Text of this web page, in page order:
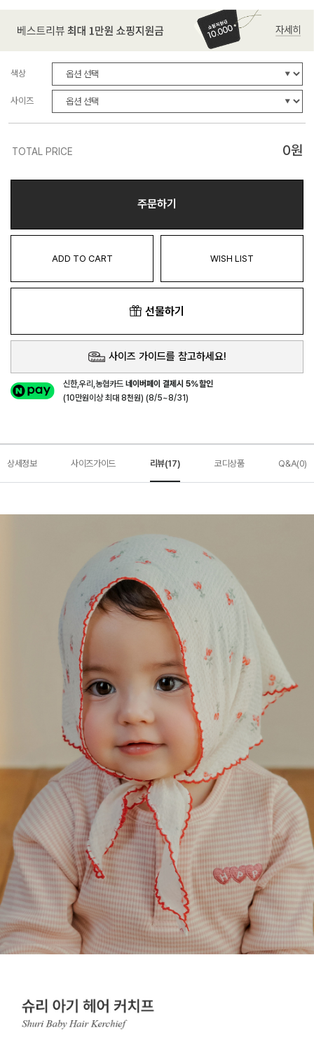
색상
사이즈
TOTAL PRICE 0원
주문하기
ADD TO CART WISH LIST
선물하기
사이즈 가이드를 참고하세요!
신한,우리,농협카드네이버페이 결제시 5%할인
(10만원이상 최대 8천원) (8/5~8/31)
상세정보 사이즈가이드 리뷰(17) 코디상품 Q&A(0)